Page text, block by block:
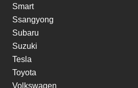
Smart
Ssangyong
Subaru
Suzuki
Tesla
Toyota
Volkswagen